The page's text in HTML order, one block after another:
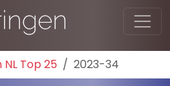
Top 25 2023-34